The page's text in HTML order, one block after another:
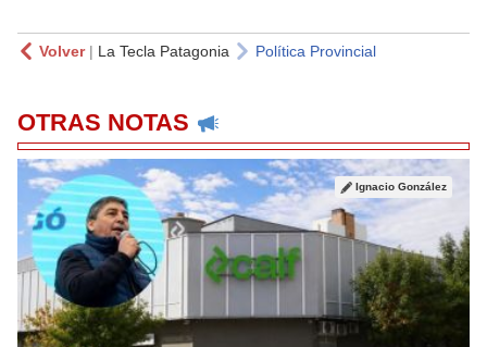
Volver| La Tecla Patagonia Política Provincial
OTRAS NOTAS
Ignacio González